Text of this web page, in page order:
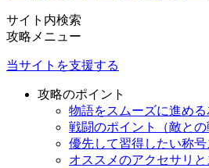
サイト内検索
攻略メニュー
当サイトを支援する
攻略のポイント
物語をスムーズに進める
戦闘のポイント（敵との
優先して習得したい称
オススメのアクセサリ